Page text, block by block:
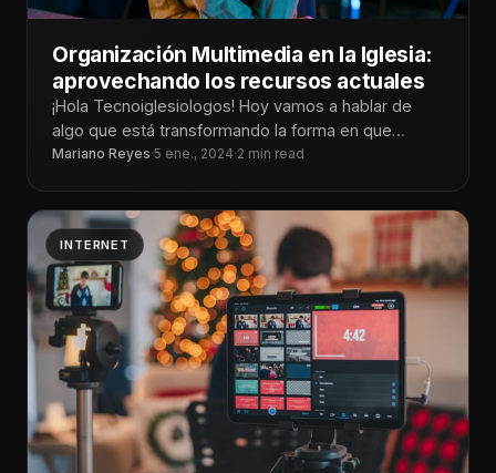
Organización Multimedia en la Iglesia:
aprovechando los recursos actuales
¡Hola Tecnoiglesiologos! Hoy vamos a hablar de
algo que está transformando la forma en que
compartimos el mensaje: ¡la producción
Mariano Reyes·5 ene., 2024·2 min read
INTERNET